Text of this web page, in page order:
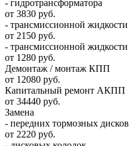
- гидротрансформатора
от 3830 руб.
- трансмиссионной
от 2150 руб.
- трансмиссионной жидкости
от 1280 руб.
Демонтаж / монтаж КПП
от 12080 руб.
Капитальный ремонт АКПП
от 34440 руб.
Замена
- передних тормозных дисков
от 2220 руб.